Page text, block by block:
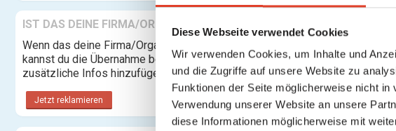
Diese Webseite verwendet Cookies
Wir verwenden Cookies, um Inhalte und
und die Zugriffe auf unsere Website zu
Funktionen der Seite möglicherweise nicht
Verwendung unserer Website an unsere
diese Informationen möglicherweise mit
IST DAS DEINE FIRMA/ORGANISATION?
Wenn das deine Firma/Organisation ist,
kannst du die Übernahme beantragen und
zusätzliche Infos hinzufügen.
Jetzt reklamieren